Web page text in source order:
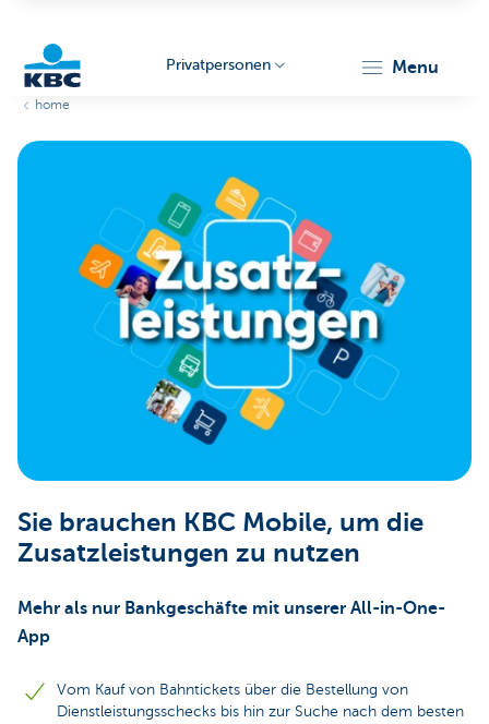
Privatpersonen menu
home
Sie brauchen KBC Mobile, um die
Zusatzleistungen zu nutzen
Mehr als nur Bankgeschäfte mit unserer All-in-One-
App
Vom Kauf von Bahntickets über die Bestellung von
Dienstleistungsschecks bis hin zur Suche nach dem besten